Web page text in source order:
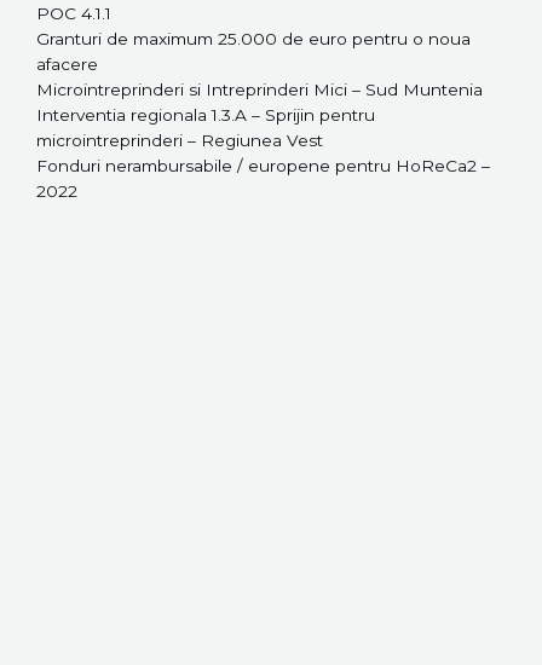
POC 4.1.1
Granturi de maximum 25.000 de euro pentru o noua
afacere
Microintreprinderi si Intreprinderi Mici – Sud Muntenia
Interventia regionala 1.3.A – Sprijin pentru
microintreprinderi – Regiunea Vest
Fonduri nerambursabile / europene pentru HoReCa2 –
2022